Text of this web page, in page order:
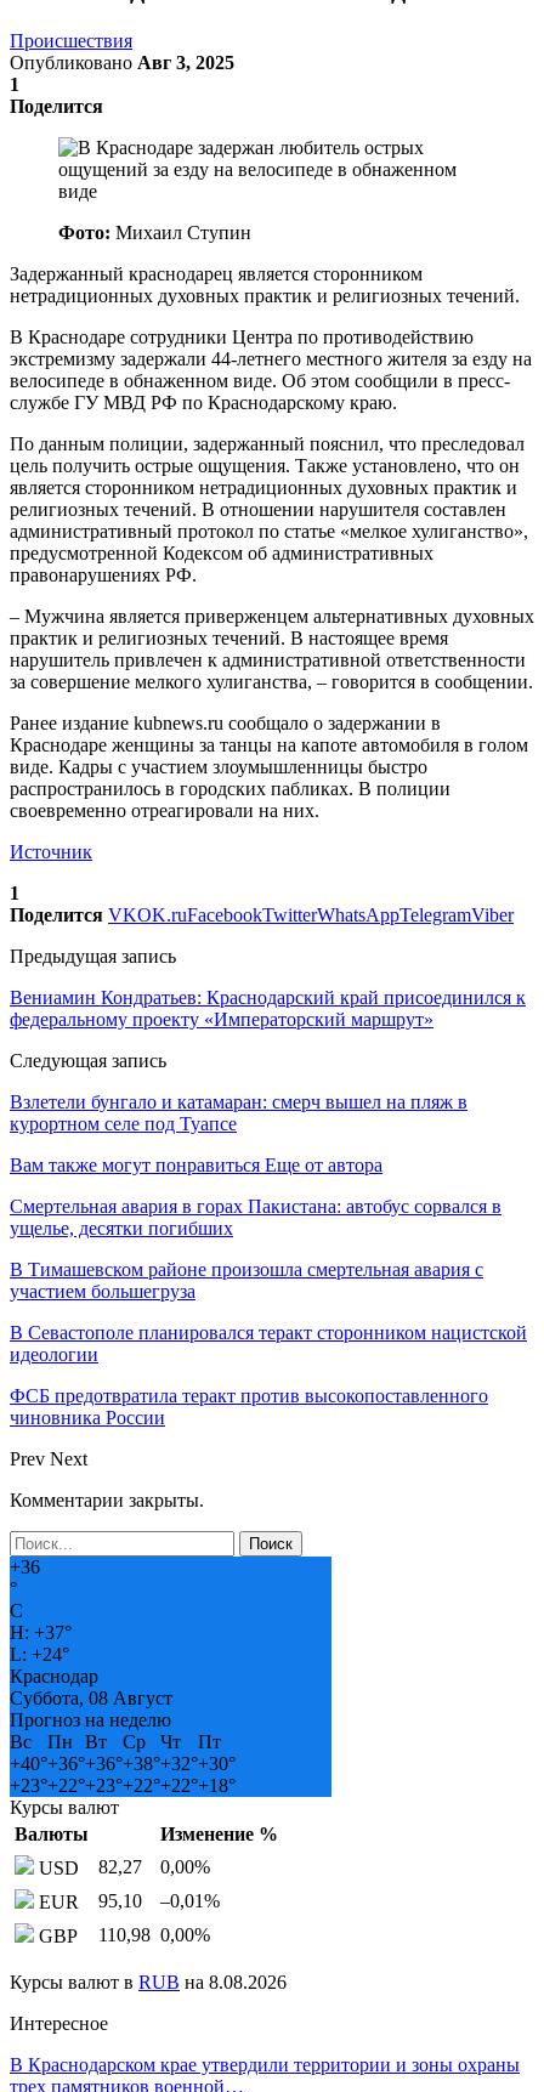
Происшествия
Опубликовано Авг 3, 2025
1
Поделится
Фото: Михаил Ступин
Задержанный краснодарец является сторонником
нетрадиционных духовных практик и религиозных течений.
В Краснодаре сотрудники Центра по противодействию
экстремизму задержали 44-летнего местного жителя за езду на
велосипеде в обнаженном виде. Об этом сообщили в пресс-
службе ГУ МВД РФ по Краснодарскому краю.
По данным полиции, задержанный пояснил, что преследовал
цель получить острые ощущения. Также установлено, что он
является сторонником нетрадиционных духовных практик и
религиозных течений. В отношении нарушителя составлен
административный протокол по статье «мелкое хулиганство»,
предусмотренной Кодексом об административных
правонарушениях РФ.
– Мужчина является приверженцем альтернативных духовных
практик и религиозных течений. В настоящее время
нарушитель привлечен к административной ответственности
за совершение мелкого хулиганства, – говорится в сообщении.
Ранее издание kubnews.ru сообщало о задержании в
Краснодаре женщины за танцы на капоте автомобиля в голом
виде. Кадры с участием злоумышленницы быстро
распространилось в городских пабликах. В полиции
своевременно отреагировали на них.
Источник
1
Поделится VKOK.ruFacebookTwitterWhatsAppTelegramViber
Предыдущая запись
Вениамин Кондратьев: Краснодарский край присоединился к
федеральному проекту «Императорский маршрут»
Следующая запись
Взлетели бунгало и катамаран: смерч вышел на пляж в
курортном селе под Туапсе
Вам также могут понравиться Еще от автора
Смертельная авария в горах Пакистана: автобус сорвался в
ущелье, десятки погибших
В Тимашевском районе произошла смертельная авария с
участием большегруза
В Севастополе планировался теракт сторонником нацистской
идеологии
ФСБ предотвратила теракт против высокопоставленного
чиновника России
Prev Next
Комментарии закрыты.
+36
°
C
H: +37°
L: +24°
Краснодар
Суббота, 08 Август
Прогноз на неделю
Вс
Пн Вт Ср Чт
Пт
+40°+36°+36°+38°+32°+30°
+23°+22°+23°+22°+22°+18°
Курсы валют
Валюты
Изменение %
USD
82,27 0,00%
EUR
95,10 –0,01%
GBP
110,98 0,00%
Курсы валют в RUB на 8.08.2026
Интересное
В Краснодарском крае утвердили территории и зоны охраны
трех памятников военной…